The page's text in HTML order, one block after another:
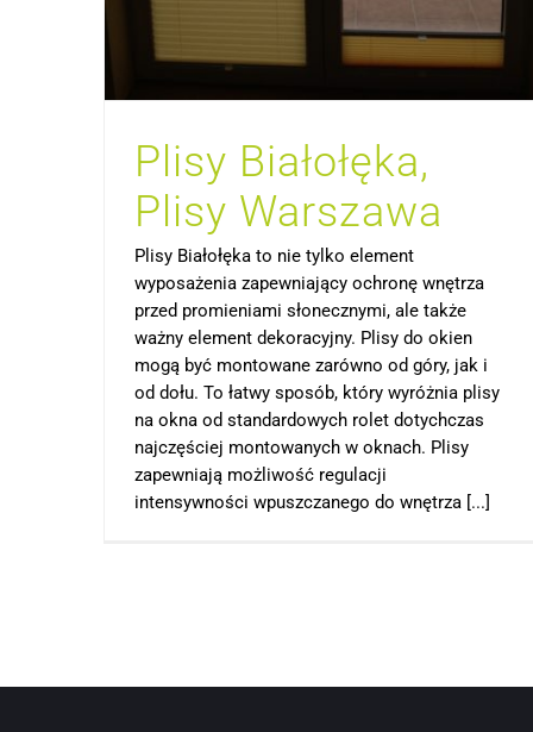
Plisy Białołęka,
Plisy Warszawa
Plisy Białołęka to nie tylko element
wyposażenia zapewniający ochronę wnętrza
przed promieniami słonecznymi, ale także
ważny element dekoracyjny. Plisy do okien
mogą być montowane zarówno od góry, jak i
od dołu. To łatwy sposób, który wyróżnia plisy
na okna od standardowych rolet dotychczas
najczęściej montowanych w oknach. Plisy
zapewniają możliwość regulacji
intensywności wpuszczanego do wnętrza [...]